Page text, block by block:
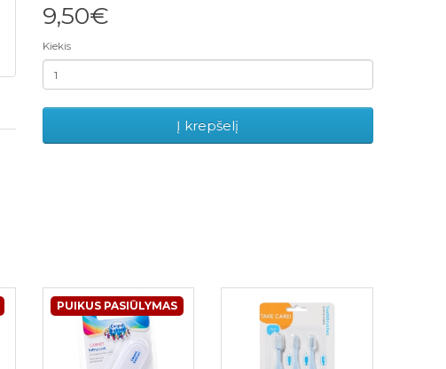
9,50€
Kiekis
Į krepšelį
PUIKUS PASIŪLYMAS